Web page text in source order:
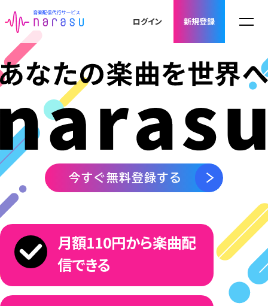
ログイン 新規登録
月額110円から楽曲配
信できる
4
5
6
7
8
「ArtistSpike」は、「narasu」を利用するアーティ
ストがより充実した音楽活動を 行えるようにする
ための、追加費用不要のサポートサービスです。
デジタルプロモーションやアーティストブランディ
ングにおいて大きな実績を残 しているZULAチー
ムと連携、強力で包括的なサポートを提供しま